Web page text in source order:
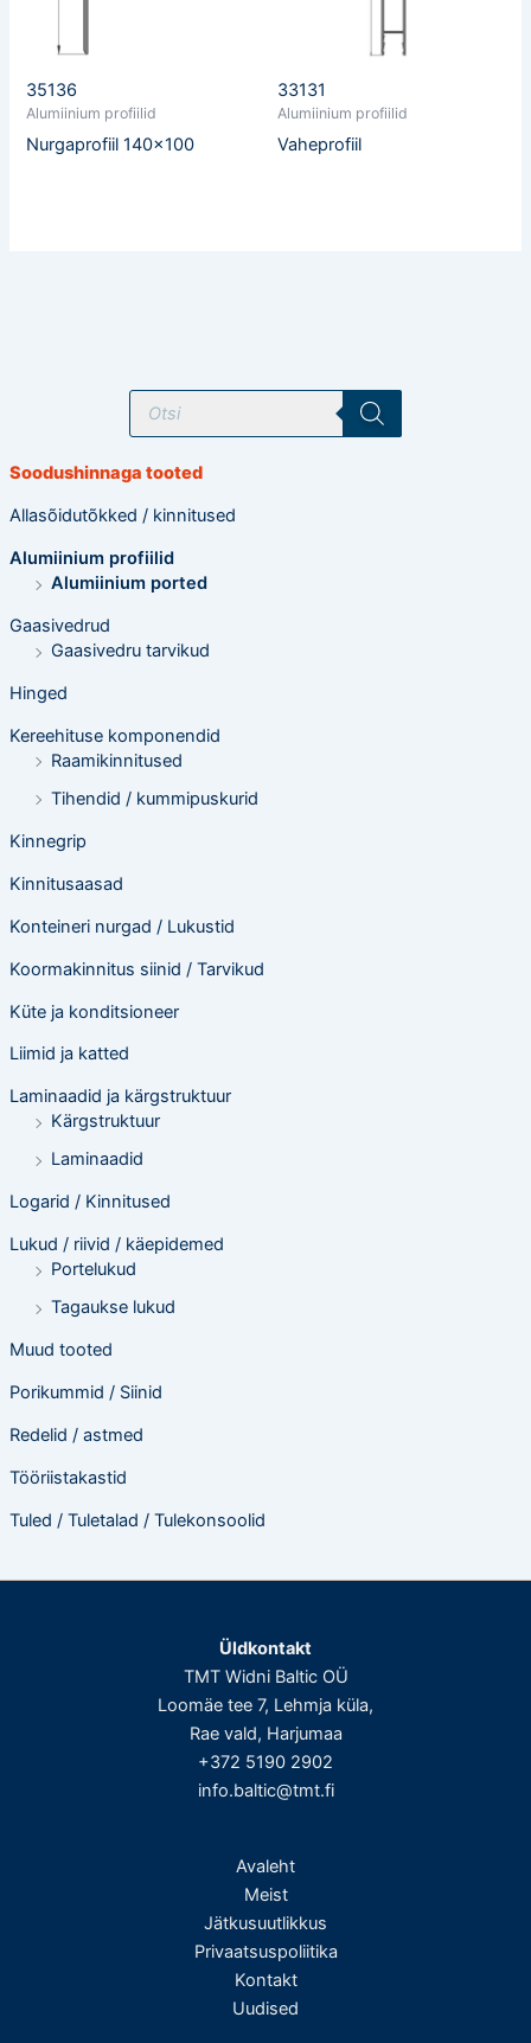
T
o
t
o
t
i
n
g
Soodushinnaga tooted
Allasõidutõkked / kinnitused
Alumiinium profiilid
Alumiinium ported
Gaasivedrud
Gaasivedru tarvikud
Hinged
Kereehituse komponendid
Raamikinnitused
Tihendid / kummipuskurid
Kinnegrip
Kinnitusaasad
Konteineri nurgad / Lukustid
Koormakinnitus siinid / Tarvikud
Küte ja konditsioneer
Liimid ja katted
Laminaadid ja kärgstruktuur
Kärgstruktuur
Laminaadid
Logarid / Kinnitused
Lukud / riivid / käepidemed
Portelukud
Tagaukse lukud
Muud tooted
Porikummid / Siinid
Redelid / astmed
Tööriistakastid
Tuled / Tuletalad / Tulekonsoolid
35136
Alumiinium profiilid
Nurgaprofiil 140×100
33131
Alumiinium profiilid
Vaheprofiil
Üldkontakt
TMT Widni Baltic OÜ
Loomäe tee 7, Lehmja küla,
Rae vald, Harjumaa
+372 5190 2902
info.baltic@tmt.fi
Avaleht
Meist
Jätkusuutlikkus
Privaatsuspoliitika
Kontakt
Uudised